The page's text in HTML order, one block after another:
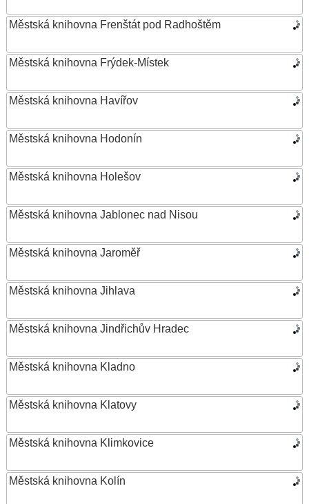
Městská knihovna Frenštát pod Radhoštěm
Městská knihovna Frýdek-Místek
Městská knihovna Havířov
Městská knihovna Hodonín
Městská knihovna Holešov
Městská knihovna Jablonec nad Nisou
Městská knihovna Jaroměř
Městská knihovna Jihlava
Městská knihovna Jindřichův Hradec
Městská knihovna Kladno
Městská knihovna Klatovy
Městská knihovna Klimkovice
Městská knihovna Kolín